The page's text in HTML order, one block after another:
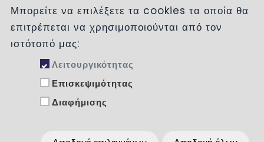
Κατηγορίες
Μπορείτε να επιλέξετε τα cookies τα οποία θα
επιτρέπεται να χρησιμοποιούνται από τον
ιστότοπό μας:
Λειτουργικότητας
Επισκεψιμότητας
Διαφήμισης